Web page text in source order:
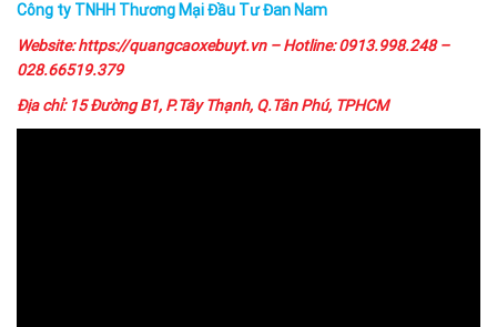
Công ty TNHH Thương Mại Đầu Tư Đan Nam
Website:https://quangcaoxebuyt.vn– Hotline: 0913.998.248 –
028.66519.379
Địa chỉ: 15 Đường B1, P.Tây Thạnh, Q.Tân Phú, TPHCM